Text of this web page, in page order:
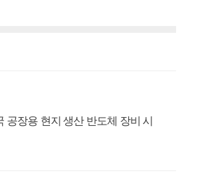
장용 현지 생산 반도체 장비 시